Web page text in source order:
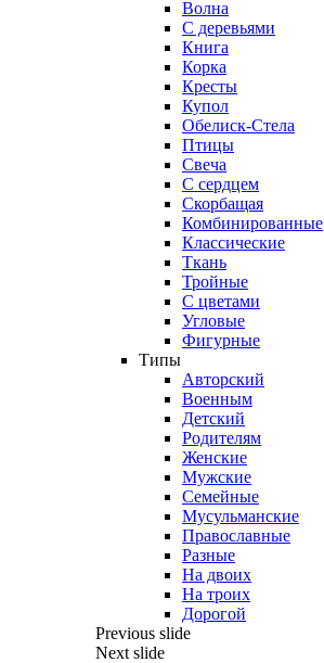
Волна
С деревьями
Книга
Корка
Кресты
Купол
Обелиск-Стела
Птицы
Свеча
С сердцем
Скорбащая
Комбинированные
Классические
Ткань
Тройные
С цветами
Угловые
Фигурные
Типы
Авторский
Военным
Детский
Родителям
Женские
Мужские
Семейные
Мусульманские
Православные
Разные
На двоих
На троих
Дорогой
Previous slide
Next slide